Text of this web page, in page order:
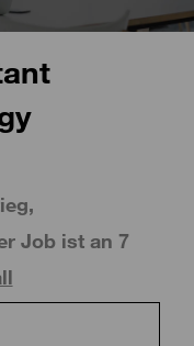
Job ist an 7